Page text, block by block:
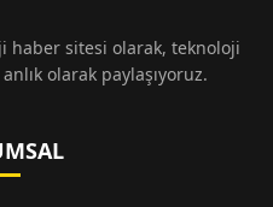
haber sitesi olarak, teknoloji
olarak paylaşıyoruz.